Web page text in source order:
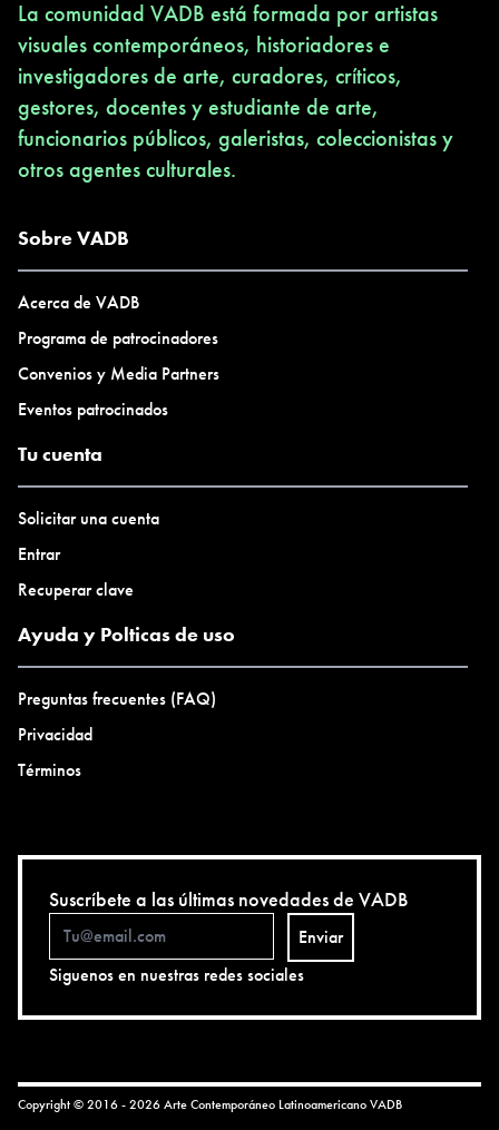
La comunidad VADB está formada por artistas
visuales contemporáneos, historiadores e
investigadores de arte, curadores, críticos,
gestores, docentes y estudiante de arte,
funcionarios públicos, galeristas, coleccionistas y
otros agentes culturales.
Sobre VADB
Acerca de VADB
Programa de patrocinadores
Convenios y Media Partners
Eventos patrocinados
Tu cuenta
Solicitar una cuenta
Entrar
Recuperar clave
Ayuda y Polticas de uso
Preguntas frecuentes (FAQ)
Privacidad
Términos
Suscríbete a las últimas novedades de VADB
Enviar
Siguenos en nuestras redes sociales
Copyright © 2016 - 2026 Arte Contemporáneo LatinoamericanoVADB